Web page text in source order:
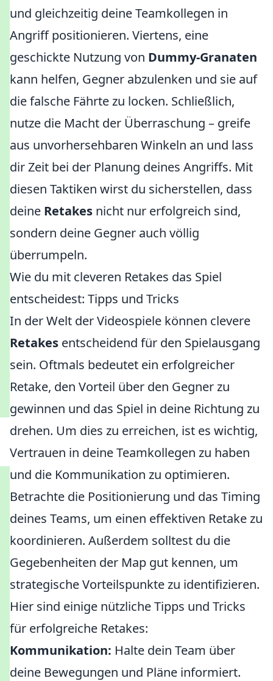
und gleichzeitig deine Teamkollegen in
Angriff positionieren. Viertens, eine
geschickte Nutzung von Dummy-Granaten
kann helfen, Gegner abzulenken und sie auf
die falsche Fährte zu locken. Schließlich,
nutze die Macht der Überraschung – greife
aus unvorhersehbaren Winkeln an und lass
dir Zeit bei der Planung deines Angriffs. Mit
diesen Taktiken wirst du sicherstellen, dass
deine Retakes nicht nur erfolgreich sind,
sondern deine Gegner auch völlig
überrumpeln.
Wie du mit cleveren Retakes das Spiel
entscheidest: Tipps und Tricks
In der Welt der Videospiele können clevere
Retakes entscheidend für den Spielausgang
sein. Oftmals bedeutet ein erfolgreicher
Retake, den Vorteil über den Gegner zu
gewinnen und das Spiel in deine Richtung zu
drehen. Um dies zu erreichen, ist es wichtig,
Vertrauen in deine Teamkollegen zu haben
und die Kommunikation zu optimieren.
Betrachte die Positionierung und das Timing
deines Teams, um einen effektiven Retake zu
koordinieren. Außerdem solltest du die
Gegebenheiten der Map gut kennen, um
strategische Vorteilspunkte zu identifizieren.
Hier sind einige nützliche Tipps und Tricks
für erfolgreiche Retakes:
Kommunikation: Halte dein Team über
deine Bewegungen und Pläne informiert.